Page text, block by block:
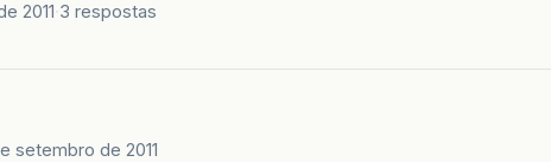
2011 3 respostas
setembro de 2011